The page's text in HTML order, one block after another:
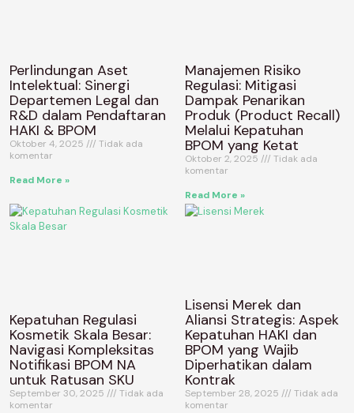
Perlindungan Aset
Intelektual: Sinergi
Departemen Legal dan
R&D dalam Pendaftaran
HAKI & BPOM
Oktober 4, 2025
Tidak ada
komentar
Read More »
Manajemen Risiko
Regulasi: Mitigasi
Dampak Penarikan
Produk (Product Recall)
Melalui Kepatuhan
BPOM yang Ketat
Oktober 2, 2025
Tidak ada
komentar
Read More »
Kepatuhan Regulasi
Kosmetik Skala Besar:
Navigasi Kompleksitas
Notifikasi BPOM NA
untuk Ratusan SKU
September 30, 2025
Tidak ada
komentar
Lisensi Merek dan
Aliansi Strategis: Aspek
Kepatuhan HAKI dan
BPOM yang Wajib
Diperhatikan dalam
Kontrak
September 28, 2025
Tidak ada
komentar